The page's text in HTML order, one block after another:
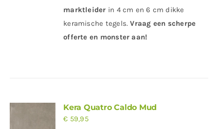
marktleider in 4 cm en 6 cm dikke
keramische tegels.Vraag een scherpe
offerte en monster aan!
Kera Quatro Caldo Mud
€ 59,95